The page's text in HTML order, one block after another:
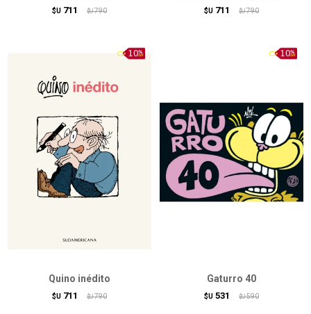
$U 711 $U 790 $U 711 $U 790
Quino inédito
$U 711 $U 790
Gaturro 40
$U 531 $U 590